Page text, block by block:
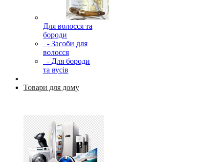
Для волосся та
бороди
- Засоби для
волосся
- Для бороди
та вусів
Товари для дому